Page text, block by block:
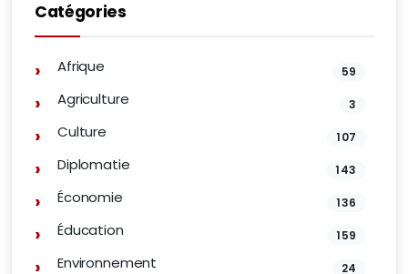
Catégories
Afrique 59
Agriculture 3
Culture 107
Diplomatie 143
Économie 136
Éducation 159
Environnement 24